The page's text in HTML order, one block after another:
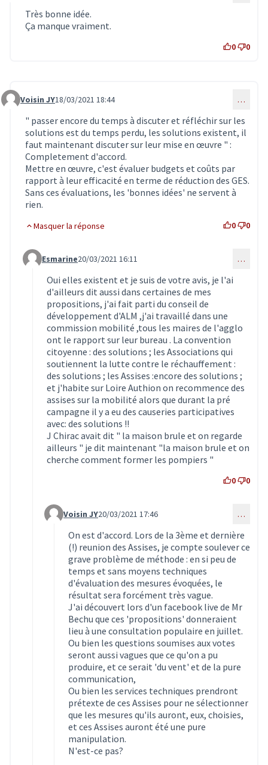
Très bonne idée.
Ça manque vraiment.
0 0
Commentaire 2918
Voisin JY18/03/2021 18:44 …
" passer encore du temps à discuter et réfléchir sur les
solutions est du temps perdu, les solutions existent, il
faut maintenant discuter sur leur mise en œuvre " :
Completement d'accord.
Mettre en œuvre, c'est évaluer budgets et coûts par
rapport à leur efficacité en terme de réduction des GES.
Sans ces évaluations, les 'bonnes idées' ne servent à
rien.
Masquer la réponse 0 0
Commentaire 2973 (réponse au commentaire 2918)
Esmarine20/03/2021 16:11 …
Oui elles existent et je suis de votre avis, je l'ai
d'ailleurs dit aussi dans certaines de mes
propositions, j'ai fait parti du conseil de
développement d'ALM ,j'ai travaillé dans une
commission mobilité ,tous les maires de l'agglo
ont le rapport sur leur bureau . La convention
citoyenne : des solutions ; les Associations qui
soutiennent la lutte contre le réchauffement :
des solutions ; les Assises :encore des solutions ;
et j'habite sur Loire Authion on recommence des
assises sur la mobilité alors que durant la pré
campagne il y a eu des causeries participatives
avec: des solutions !!
J Chirac avait dit " la maison brule et on regarde
ailleurs " je dit maintenant "la maison brule et on
cherche comment former les pompiers "
0 0
Commentaire 2974 (réponse au commentaire 2973)
Voisin JY20/03/2021 17:46 …
On est d'accord. Lors de la 3ème et dernière
(!) reunion des Assises, je compte soulever ce
grave problème de méthode : en si peu de
temps et sans moyens techniques
d'évaluation des mesures évoquées, le
résultat sera forcément très vague.
J'ai découvert lors d'un facebook live de Mr
Bechu que ces 'propositions' donneraient
lieu à une consultation populaire en juillet.
Ou bien les questions soumises aux votes
seront aussi vagues que ce qu'on a pu
produire, et ce serait 'du vent' et de la pure
communication,
Ou bien les services techniques prendront
prétexte de ces Assises pour ne sélectionner
que les mesures qu'ils auront, eux, choisies,
et ces Assises auront été une pure
manipulation.
N'est-ce pas?